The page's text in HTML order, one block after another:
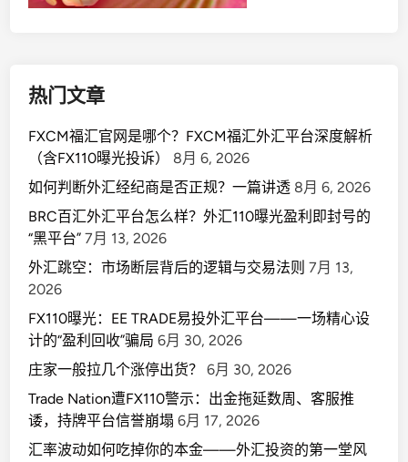
热门文章
FXCM福汇官网是哪个？FXCM福汇外汇平台深度解析
（含FX110曝光投诉）
8月 6, 2026
如何判断外汇经纪商是否正规？一篇讲透 8月 6, 2026
BRC百汇外汇平台怎么样？外汇110曝光盈利即封号的
“黑平台” 7月 13, 2026
外汇跳空：市场断层背后的逻辑与交易法则 7月 13,
2026
FX110曝光：EE TRADE易投外汇平台——一场精心设
计的“盈利回收”骗局 6月 30, 2026
庄家一般拉几个涨停出货？
6月 30, 2026
Trade Nation遭FX110警示：出金拖延数周、客服推
诿，持牌平台信誉崩塌 6月 17, 2026
汇率波动如何吃掉你的本金——外汇投资的第一堂风